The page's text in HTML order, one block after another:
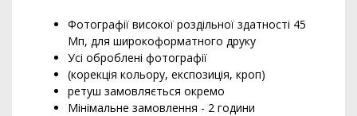
Фотографії високої роздільної здатності 45
Мп, для широкоформатного друку
Усі оброблені фотографії
(корекція кольору, експозиція, кроп)
ретуш замовляється окремо
Мінімальне замовлення - 2 години